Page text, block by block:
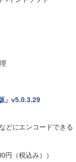
」v5.0.3.29
どにエンコードできる
円（税込み））